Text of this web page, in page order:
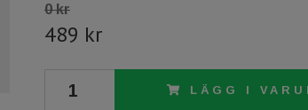
0 kr
489 kr
LÄGG I